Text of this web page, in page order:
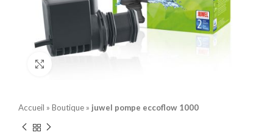
Accueil » Boutique » juwel pompe eccoflow 1000